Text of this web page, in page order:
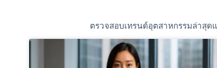
ตรวจสอบเทรนด์อุตสาหกรรมล่าสุด